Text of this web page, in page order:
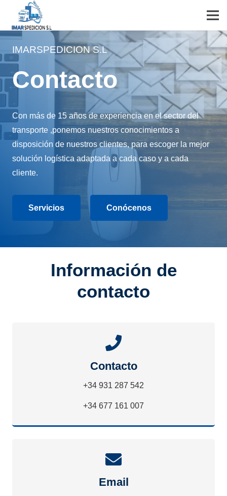
IMARSPEDICION S.L
Contacto
Con más de 15 años de experiencia en el sector del
transporte ,ponemos nuestros conocimientos a
disposición de nuestros clientes, para escoger la mejor
solución logística adaptada a cada caso y a cada
cliente.
Servicios Conócenos
Información de
contacto
Contacto
+34 931 287 542
+34 677 161 007
Email